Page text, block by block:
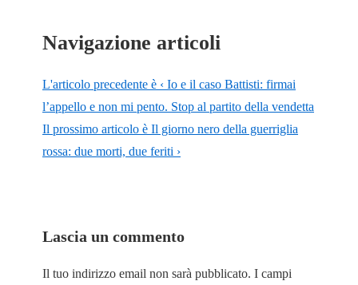
Navigazione articoli
L'articolo precedente è ‹ Io e il caso Battisti: firmai
l’appello e non mi pento. Stop al partito della vendetta
Il prossimo articolo è Il giorno nero della guerriglia
rossa: due morti, due feriti ›
Lascia un commento
Il tuo indirizzo email non sarà pubblicato. I campi